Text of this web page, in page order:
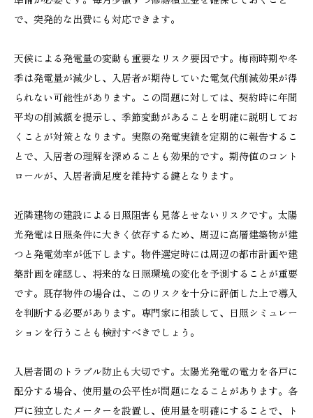
で、突発的な出費にも対応できます。
天候による発電量の変動も重要なリスク要因です。梅雨時期や冬
季は発電量が減少し、入居者が期待していた電気代削減効果が得
られない可能性があります。この問題に対しては、契約時に年間
平均の削減額を提示し、季節変動があることを明確に説明してお
くことが対策となります。実際の発電実績を定期的に報告するこ
とで、入居者の理解を深めることも効果的です。期待値のコント
ロールが、入居者満足度を維持する鍵となります。
近隣建物の建設による日照阻害も見落とせないリスクです。太陽
光発電は日照条件に大きく依存するため、周辺に高層建築物が建
つと発電効率が低下します。物件選定時には周辺の都市計画や建
築計画を確認し、将来的な日照環境の変化を予測することが重要
です。既存物件の場合は、このリスクを十分に評価した上で導入
を判断する必要があります。専門家に相談して、日照シミュレー
ションを行うことも検討すべきでしょう。
入居者間のトラブル防止も大切です。太陽光発電の電力を各戸に
配分する場合、使用量の公平性が問題になることがあります。各
戸に独立したメーターを設置し、使用量を明確にすることで、ト